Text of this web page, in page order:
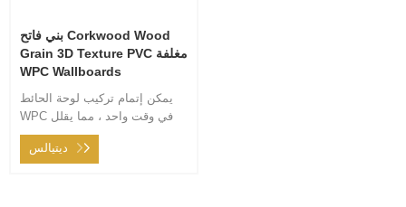
بني فاتح Corkwood Wood
Grain 3D Texture PVC مغلفة
WPC Wallboards
يمكن إتمام تركيب لوحة الحائط
WPC في وقت واحد ، مما يقلل
بشكل كبير من وقت الديكور
المنزلي ، وفي نفس الوقت ،
ديتيالس